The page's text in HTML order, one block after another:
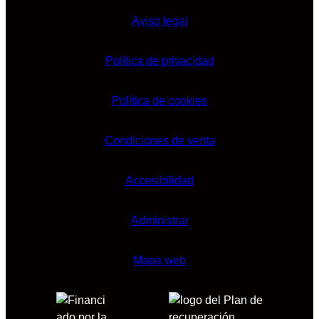
Aviso legal
Política de privacidad
Política de cookies
Condiciones de venta
Accesibilidad
Administrar
Mapa web